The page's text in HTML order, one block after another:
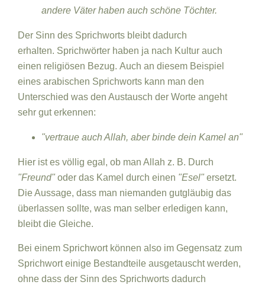
andere Väter haben auch schöne Töchter.
Der Sinn des Sprichworts bleibt dadurch
erhalten. Sprichwörter haben ja nach Kultur auch
einen religiösen Bezug. Auch an diesem Beispiel
eines arabischen Sprichworts kann man den
Unterschied was den Austausch der Worte angeht
sehr gut erkennen:
"vertraue auch Allah, aber binde dein Kamel an"
Hier ist es völlig egal, ob man Allah z. B. Durch
"Freund" oder das Kamel durch einen "Esel" ersetzt.
Die Aussage, dass man niemanden gutgläubig das
überlassen sollte, was man selber erledigen kann,
bleibt die Gleiche.
Bei einem Sprichwort können also im Gegensatz zum
Sprichwort einige Bestandteile ausgetauscht werden,
ohne dass der Sinn des Sprichworts dadurch